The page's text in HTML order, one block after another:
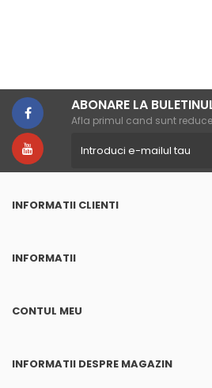
ABONARE LA
Afla primul cand sunt
INFORMATII CLIENTI
INFORMATII
CONTUL MEU
INFORMATII DESPRE MAGAZIN